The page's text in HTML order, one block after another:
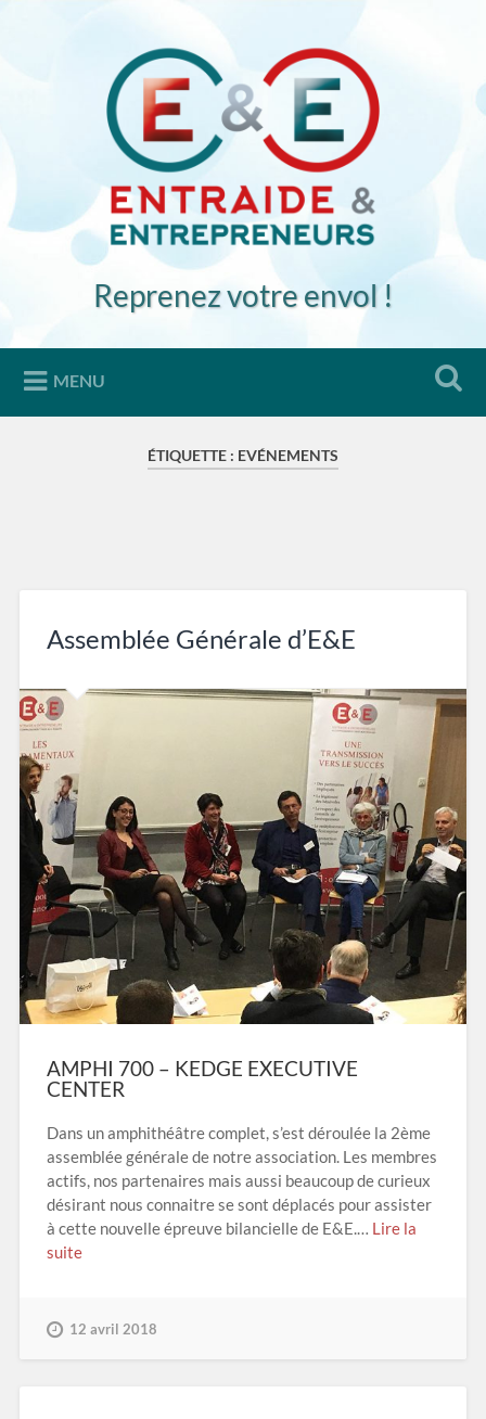
Reprenez votre envol !
MENU
ÉTIQUETTE : EVÉNEMENTS
Assemblée Générale d’E&E
AMPHI 700 – KEDGE EXECUTIVE
CENTER
Dans un amphithéâtre complet, s’est déroulée la 2ème
assemblée générale de notre association. Les membres
actifs, nos partenaires mais aussi beaucoup de curieux
désirant nous connaitre se sont déplacés pour assister
à cette nouvelle épreuve bilancielle de E&E.… Lire la
suite
12 avril 2018